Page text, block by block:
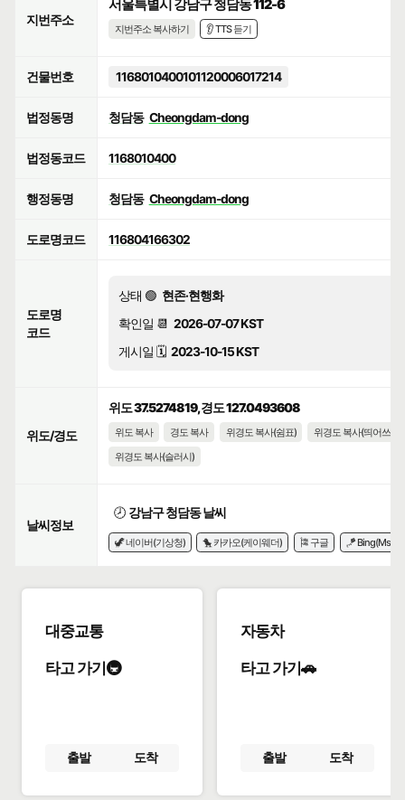
지번주소
서울특별시 강남구 청담동 112-6
지번주소 복사하기 👂 TTS 듣기
건물번호 1168010400101120006017214
법정동명 청담동 Cheongdam-dong
법정동코드 1168010400
행정동명 청담동 Cheongdam-dong
도로명코드 116804166302
도로명
코드
상태 🟢 현존·현행화
확인일 📆 2026-07-07 KST
게시일 🗓️ 2023-10-15 KST
위도/경도
위도 37.5274819, 경도 127.0493608
위도 복사 경도 복사 위경도 복사(쉼표)
위경도 복사(띄어쓰기)
위경도 복사(슬러시)
날씨정보
🕗 강남구 청담동 날씨
🦖 네이버(기상청) 🐤 카카오(케이웨더) 🎏 구글 🪁 Bing(Msn)
대중교통
타고 가기🚇
출발 도착
자동차
타고 가기🚗
출발 도착